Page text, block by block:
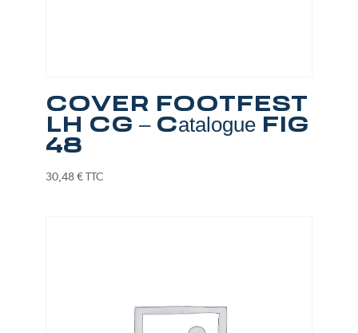
COVER FOOTFEST
LH CG – Catalogue FIG
48
30,48€ TTC